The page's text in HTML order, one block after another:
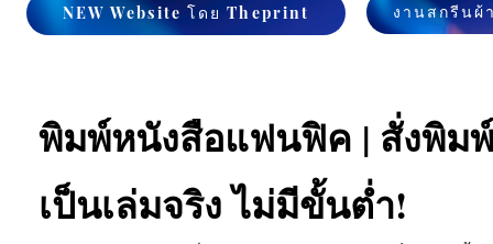
NEW Website โดย Theprint งานสกรีนผ้
พิมพ์หนังสือแฟนฟิค | สั่งพิ
เป็นเล่มจริง ไม่มีขั้นต่ำ!